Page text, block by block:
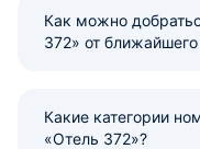
Как можно
372» от
Какие категории
«Отель 372»?